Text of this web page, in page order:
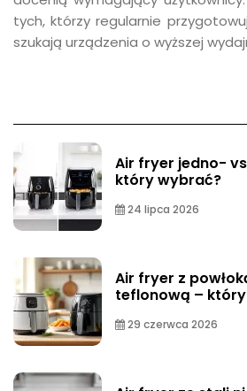
tych, którzy regularnie
szukają urządzenia o wyższej
Air fryer jedno-
który wybrać?
24 lipca 2026
Air fryer z
teflonową –
29 czerwca 2026